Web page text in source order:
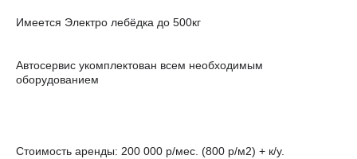
Имеется Электро лебёдка до 500кг
Автосервис укомплектован всем необходимым
оборудованием
Стоимость аренды: 200 000 р/мес. (800 р/м2) + к/у.